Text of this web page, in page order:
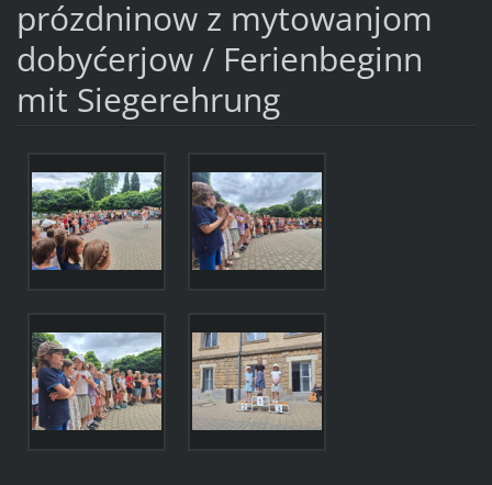
prózdninow z mytowanjom
dobyćerjow / Ferienbeginn
mit Siegerehrung